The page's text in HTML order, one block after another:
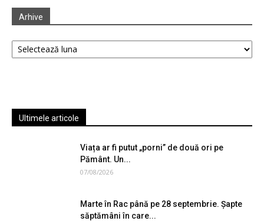
Arhive
Arhive
Ultimele articole
Viața ar fi putut „porni” de două ori pe
Pământ. Un...
07/08/2026
Marte în Rac până pe 28 septembrie. Șapte
săptămâni în care...